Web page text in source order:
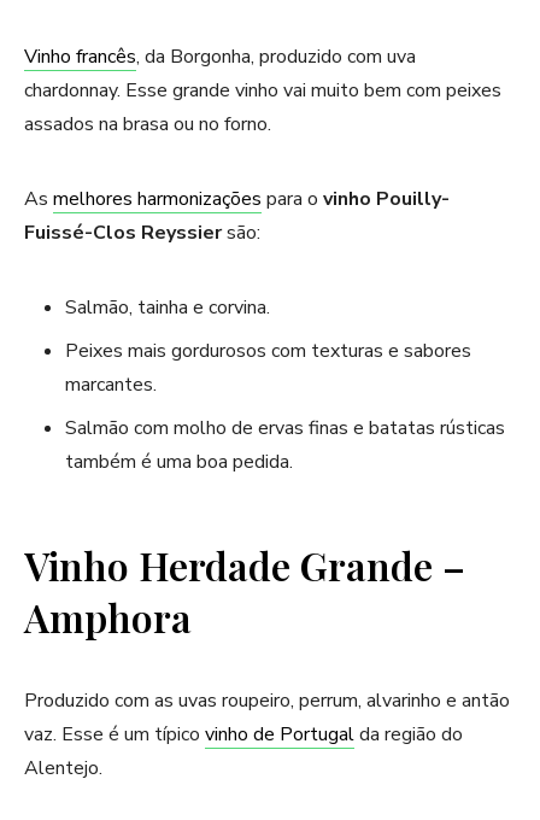
Vinho francês, da Borgonha, produzido com uva
chardonnay. Esse grande vinho vai muito bem com peixes
assados na brasa ou no forno.
As melhores harmonizações para o vinho Pouilly-
Fuissé-Clos Reyssiersão:
Salmão, tainha e corvina.
Peixes mais gordurosos com texturas e sabores
marcantes.
Salmão com molho de ervas finas e batatas rústicas
também é uma boa pedida.
Vinho Herdade Grande –
Amphora
Produzido com as uvas roupeiro, perrum, alvarinho e antão
vaz. Esse é um típico vinho de Portugalda região do
Alentejo.